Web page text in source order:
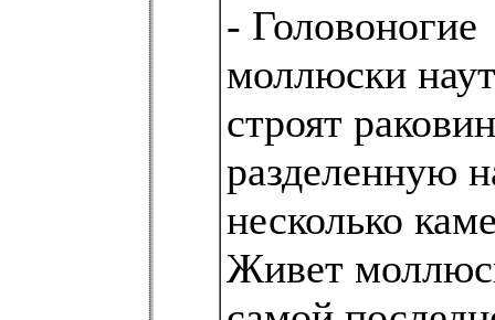
- Головоногие
моллюски
строят
разделенную
несколько
Живет